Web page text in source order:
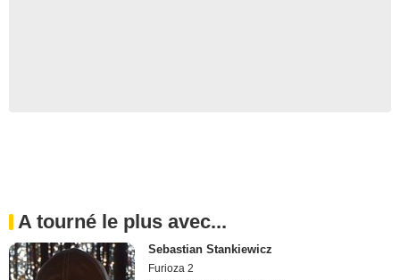
A tourné le plus avec...
Sebastian Stankiewicz
Furioza 2